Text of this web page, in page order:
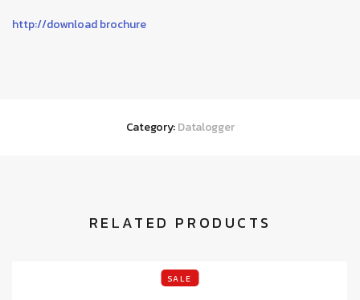
http://download brochure
Category:Datalogger
RELATED PRODUCTS
SALE